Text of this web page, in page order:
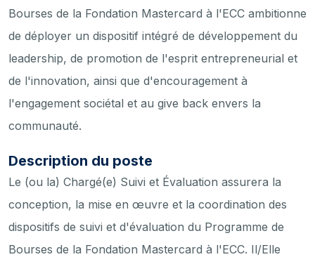
Bourses de la Fondation Mastercard à l'ECC ambitionne
de déployer un dispositif intégré de développement du
leadership, de promotion de l'esprit entrepreneurial et
de l'innovation, ainsi que d'encouragement à
l'engagement sociétal et au give back envers la
communauté.
Description du poste
Le (ou la) Chargé(e) Suivi et Évaluation assurera la
conception, la mise en œuvre et la coordination des
dispositifs de suivi et d'évaluation du Programme de
Bourses de la Fondation Mastercard à l'ECC. Il/Elle